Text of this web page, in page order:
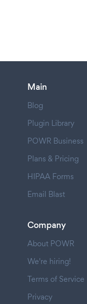
Main
Blog
Plugin Library
POWR Business
Plans & Pricing
HIPAA Forms
Email Blast
Company
About POWR
We're hiring!
Terms of Service
Privacy